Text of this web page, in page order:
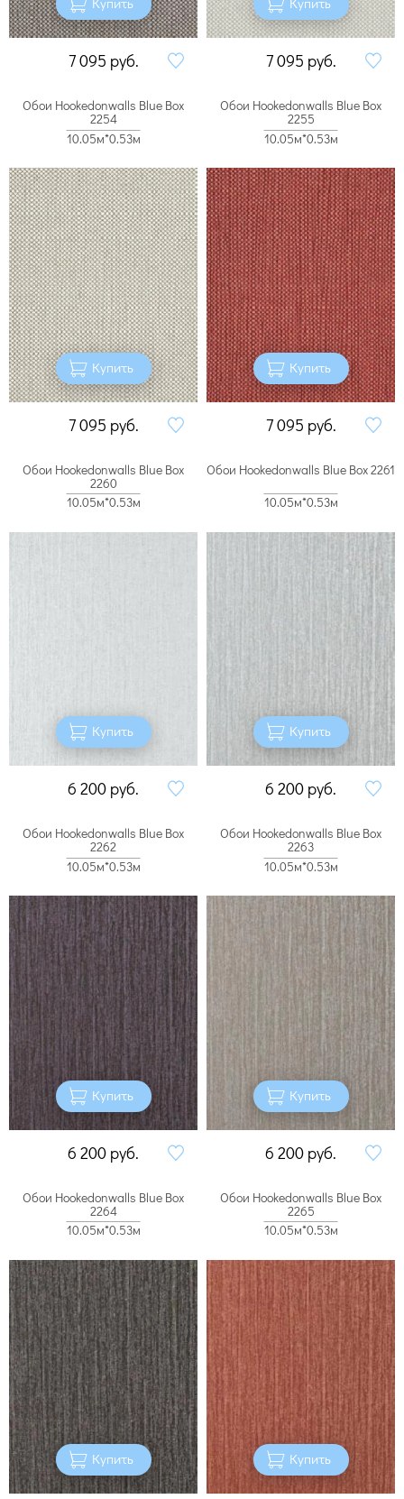
7 095 руб. 7 095 руб.
Обои Hookedonwalls Blue Box
2254
10.05м*0.53м
Купить
7 095 руб.
Обои Hookedonwalls Blue Box
2255
10.05м*0.53м
Купить
7 095 руб.
Обои Hookedonwalls Blue Box
2260
10.05м*0.53м
Купить
6 200 руб.
Обои Hookedonwalls Blue Box 2261
10.05м*0.53м
Купить
6 200 руб.
Обои Hookedonwalls Blue Box
2262
10.05м*0.53м
Купить
6 200 руб.
Обои Hookedonwalls Blue Box
2263
10.05м*0.53м
Купить
6 200 руб.
Обои Hookedonwalls Blue Box
2264
10.05м*0.53м
Купить
Обои Hookedonwalls Blue Box
2265
10.05м*0.53м
Купить